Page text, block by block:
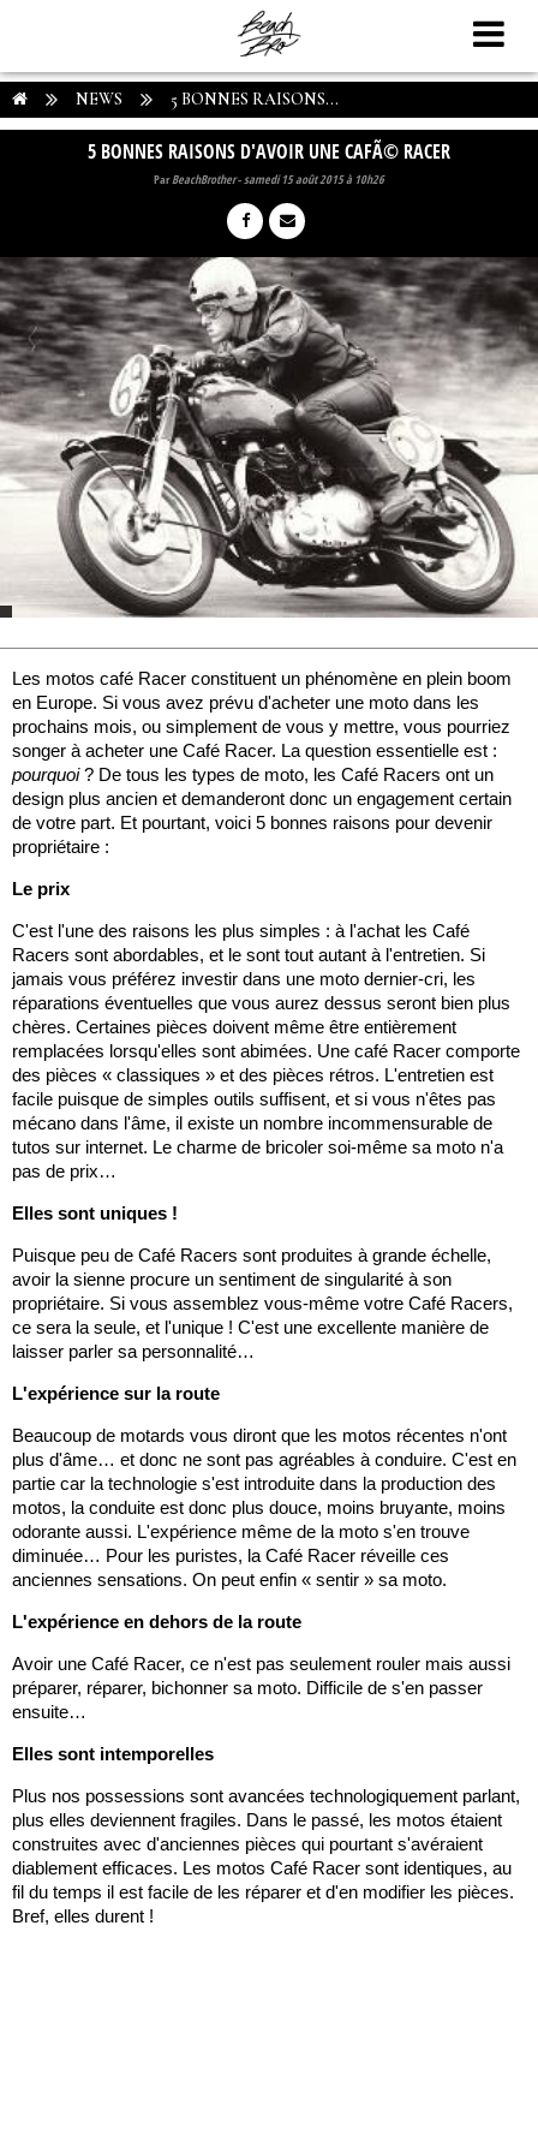
NEWS 5 BONNES RAISONS...
5 BONNES RAISONS D'AVOIR UNE CAFÃ© RACER
ParBeachBrother-samedi 15 août 2015 à 10h26
Les motos café Racer constituent un phénomène en plein boom
en Europe. Si vous avez prévu d'acheter une moto dans les
prochains mois, ou simplement de vous y mettre, vous pourriez
songer à acheter une Café Racer. La question essentielle est :
pourquoi? De tous les types de moto, les Café Racers ont un
design plus ancien et demanderont donc un engagement certain
de votre part. Et pourtant, voici 5 bonnes raisons pour devenir
propriétaire :
Le prix
C'est l'une des raisons les plus simples : à l'achat les Café
Racers sont abordables, et le sont tout autant à l'entretien. Si
jamais vous préférez investir dans une moto dernier-cri, les
réparations éventuelles que vous aurez dessus seront bien plus
chères. Certaines pièces doivent même être entièrement
remplacées lorsqu'elles sont abimées. Une café Racer comporte
des pièces « classiques » et des pièces rétros. L'entretien est
facile puisque de simples outils suffisent, et si vous n'êtes pas
mécano dans l'âme, il existe un nombre incommensurable de
tutos sur internet. Le charme de bricoler soi-même sa moto n'a
pas de prix…
Elles sont uniques !
Puisque peu de Café Racers sont produites à grande échelle,
avoir la sienne procure un sentiment de singularité à son
propriétaire. Si vous assemblez vous-même votre Café Racers,
ce sera la seule, et l'unique ! C'est une excellente manière de
laisser parler sa personnalité…
L'expérience sur la route
Beaucoup de motards vous diront que les motos récentes n'ont
plus d'âme… et donc ne sont pas agréables à conduire. C'est en
partie car la technologie s'est introduite dans la production des
motos, la conduite est donc plus douce, moins bruyante, moins
odorante aussi. L'expérience même de la moto s'en trouve
diminuée… Pour les puristes, la Café Racer réveille ces
anciennes sensations. On peut enfin « sentir » sa moto.
L'expérience en dehors de la route
Avoir une Café Racer, ce n'est pas seulement rouler mais aussi
préparer, réparer, bichonner sa moto. Difficile de s'en passer
ensuite…
Elles sont intemporelles
Plus nos possessions sont avancées technologiquement parlant,
plus elles deviennent fragiles. Dans le passé, les motos étaient
construites avec d'anciennes pièces qui pourtant s'avéraient
diablement efficaces. Les motos Café Racer sont identiques, au
fil du temps il est facile de les réparer et d'en modifier les pièces.
Bref, elles durent !